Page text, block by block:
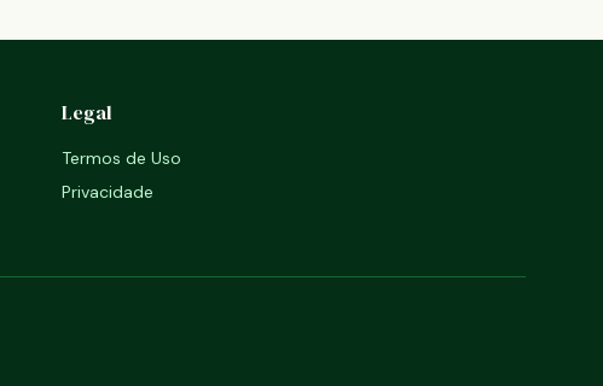
Legal
Termos de Uso
Privacidade